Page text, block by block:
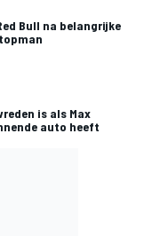
Bull na belangrijke
is als Max
auto heeft